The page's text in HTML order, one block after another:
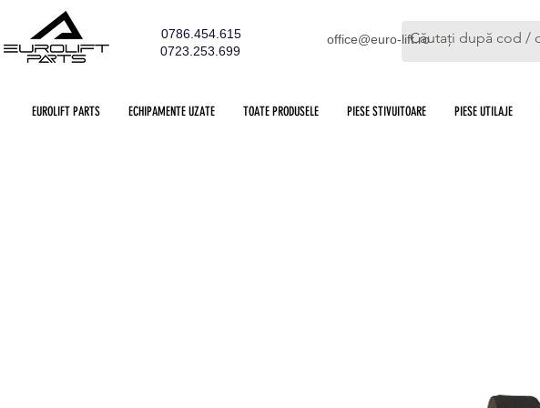
0786.454.615
0723.253.699
office@euro-lift.ro
EUROLIFT PARTS ECHIPAMENTE UZATE TOATE PRODUSELE PIESE STIVUITOARE PIESE UTILAJE